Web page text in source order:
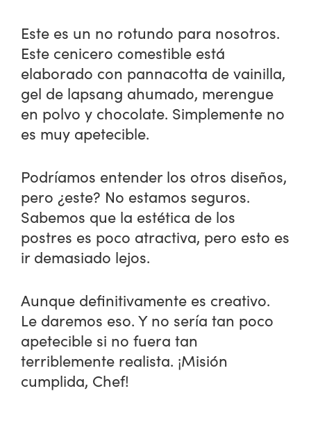
Este es un no rotundo para nosotros.
Este cenicero comestible está
elaborado con pannacotta de vainilla,
gel de lapsang ahumado, merengue
en polvo y chocolate. Simplemente no
es muy apetecible.
Podríamos entender los otros diseños,
pero ¿este? No estamos seguros.
Sabemos que la estética de los
postres es poco atractiva, pero esto es
ir demasiado lejos.
Aunque definitivamente es creativo.
Le daremos eso. Y no sería tan poco
apetecible si no fuera tan
terriblemente realista. ¡Misión
cumplida, Chef!